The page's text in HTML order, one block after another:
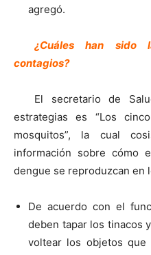
agregó.
¿Cuáles han sido
contagios?
El secretario de
estrategias es “Los
mosquitos”, la cual
información sobre cómo
dengue se reproduzcan en
De acuerdo con el
deben tapar los tinacos
voltear los objetos que